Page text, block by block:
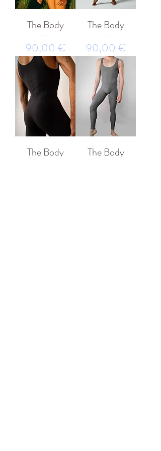
The Body
Prezzo
90,00 €
The Body
Prezzo
90,00 €
The Body The Body